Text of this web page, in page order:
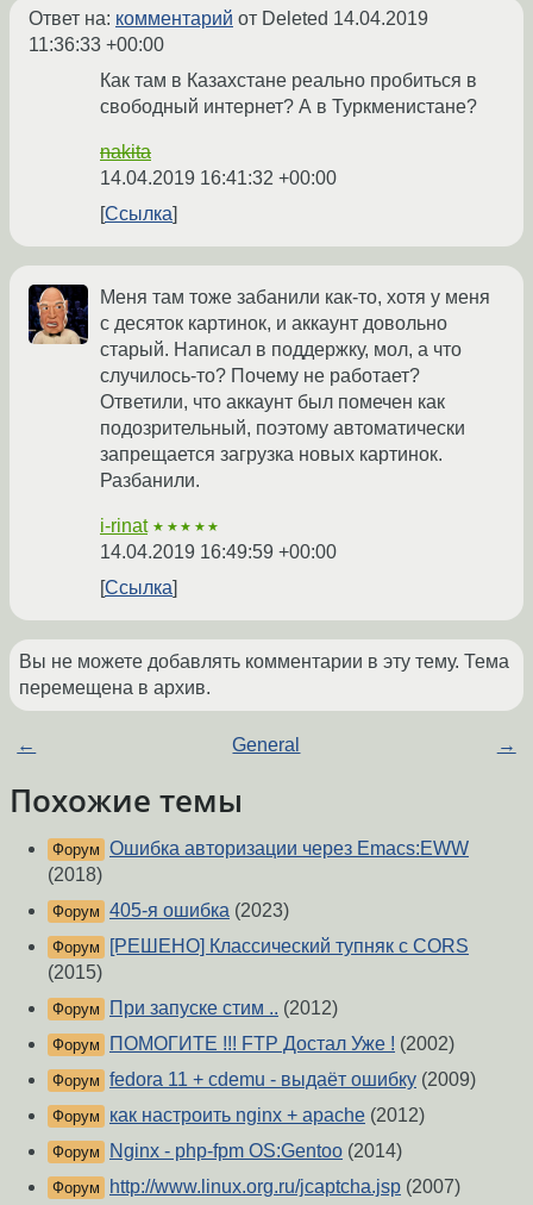
Ответ на: комментарий от Deleted 14.04.2019
11:36:33 +00:00
Как там в Казахстане реально пробиться в
свободный интернет? А в Туркменистане?
nakita
14.04.2019 16:41:32 +00:00
Ссылка
Меня там тоже забанили как-то, хотя у меня
с десяток картинок, и аккаунт довольно
старый. Написал в поддержку, мол, а что
случилось-то? Почему не работает?
Ответили, что аккаунт был помечен как
подозрительный, поэтому автоматически
запрещается загрузка новых картинок.
Разбанили.
i-rinat ★★★★★
14.04.2019 16:49:59 +00:00
Ссылка
Вы не можете добавлять комментарии в эту тему. Тема
перемещена в архив.
← General →
Похожие темы
Форум Ошибка авторизации через Emacs:EWW
(2018)
Форум 405-я ошибка (2023)
Форум
[РЕШЕНО] Классический тупняк с CORS
(2015)
Форум При запуске стим .. (2012)
Форум ПОМОГИТЕ !!! FTP Достал Уже ! (2002)
Форум fedora 11 + cdemu - выдаёт ошибку (2009)
Форум как настроить nginx + apache (2012)
Форум Nginx - php-fpm OS:Gentoo (2014)
Форум http://www.linux.org.ru/jcaptcha.jsp (2007)